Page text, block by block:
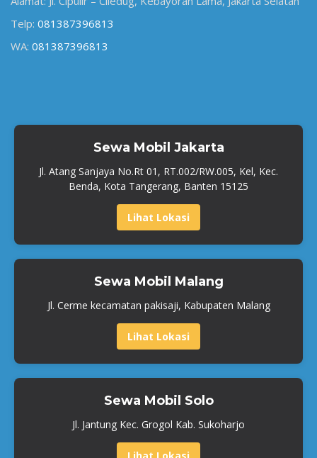
Telp: 081387396813
WA: 081387396813
Sewa Mobil Jakarta
Jl. Atang Sanjaya No.Rt 01, RT.002/RW.005, Kel, Kec.
Benda, Kota Tangerang, Banten 15125
Lihat Lokasi
Sewa Mobil Malang
Jl. Cerme kecamatan pakisaji, Kabupaten Malang
Lihat Lokasi
Sewa Mobil Solo
Jl. Jantung Kec. Grogol Kab. Sukoharjo